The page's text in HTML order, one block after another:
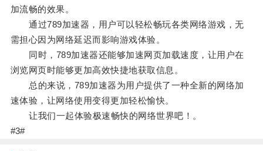
加流畅的效果。
通过789加速器，用户可以轻松畅玩各类网络游戏，无
需担心因为网络延迟而影响游戏体验。
同时，789加速器还能够加速网页加载速度，让用户在
浏览网页时能够更加高效快捷地获取信息。
总的来说，789加速器为用户提供了一种全新的网络加
速体验，让网络使用变得更加轻松愉快。
让我们一起体验极速畅快的网络世界吧！。
#3#